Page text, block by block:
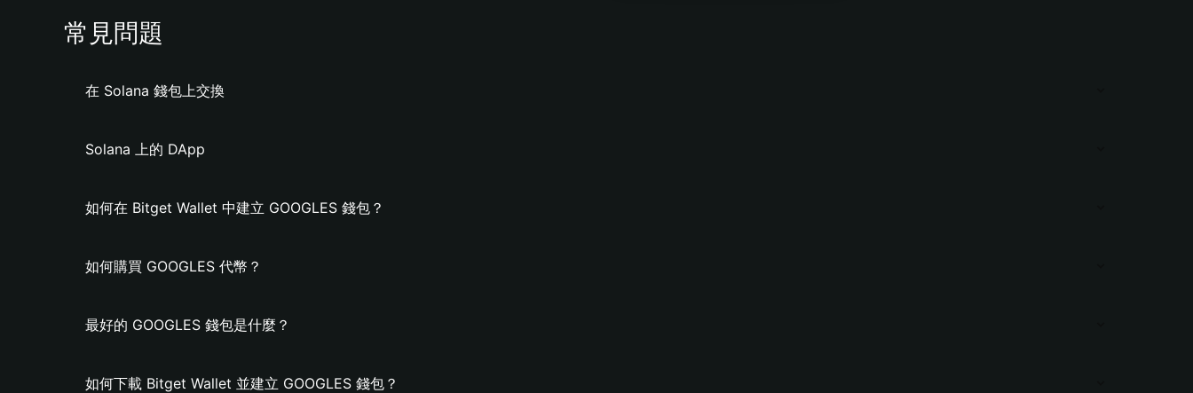
常見問題
在 Solana 錢包上交換
Solana 上的 DApp
如何在 Bitget Wallet 中建立 GOOGLES 錢包？
如何購買 GOOGLES 代幣？
最好的 GOOGLES 錢包是什麼？
如何下載 Bitget Wallet 並建立 GOOGLES 錢包？